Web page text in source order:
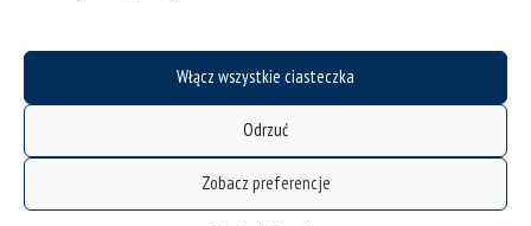
Włącz wszystkie ciasteczka
Odrzuć
Zobacz preferencje